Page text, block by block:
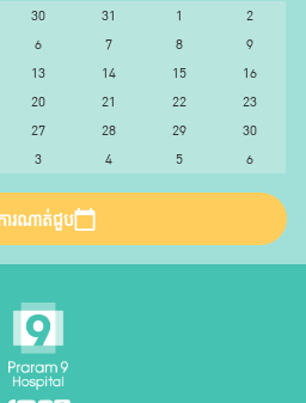
30 31 1
2
6 7 8
9
13 14 15
16
20 21 22
23
27 28 29
30
3 4 5 6
ការណាត់ជួប